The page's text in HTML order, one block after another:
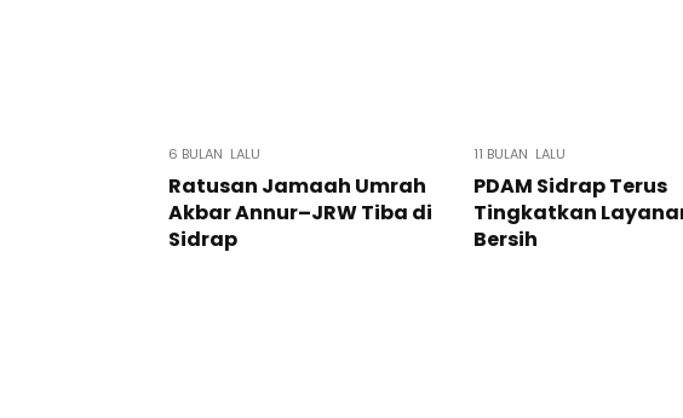
6 BULAN LALU
Ratusan Jamaah Umrah
Akbar Annur–JRW Tiba di
Sidrap
11 BULAN LALU
PDAM Sidrap Terus
Tingkatkan
Bersih